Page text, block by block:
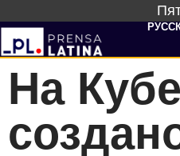
На Кубе